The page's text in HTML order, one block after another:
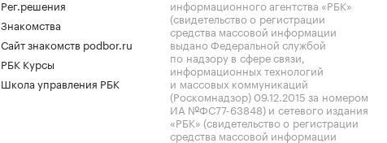
Рег.решения
Знакомства
Сайт знакомств podbor.ru
РБК Курсы
Школа управления РБК
информационного агентства «РБК»
(свидетельство о регистрации
средства массовой информации
выдано Федеральной службой
по надзору в сфере связи,
информационных технологий
и массовых коммуникаций
(Роскомнадзор) 09.12.2015 за номером
ИА №ФС77-63848) и сетевого издания
«РБК» (свидетельство о регистрации
средства массовой информации